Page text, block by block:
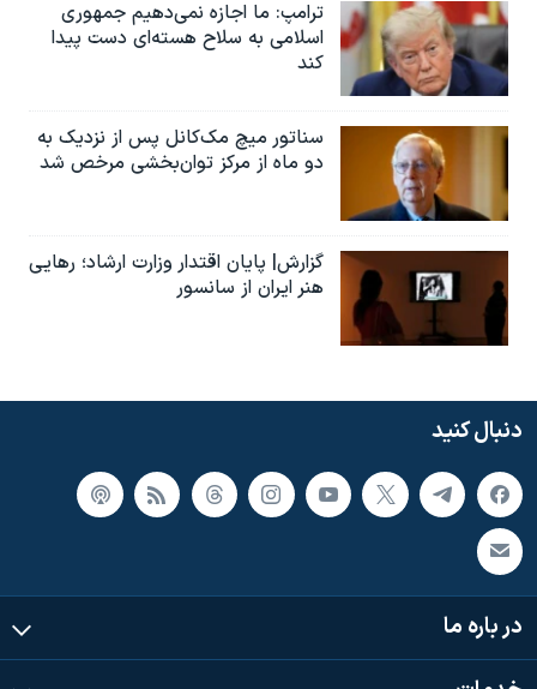
ترامپ: ما اجازه نمی‌دهیم جمهوری
اسلامی به سلاح هسته‌ای دست پیدا
کند
سناتور میچ مک‌کانل پس از نزدیک به
دو ماه از مرکز توان‌بخشی مرخص شد
گزارش| پایان اقتدار وزارت ارشاد؛ رهایی
هنر ایران از سانسور
دنبال کنید
در باره ما